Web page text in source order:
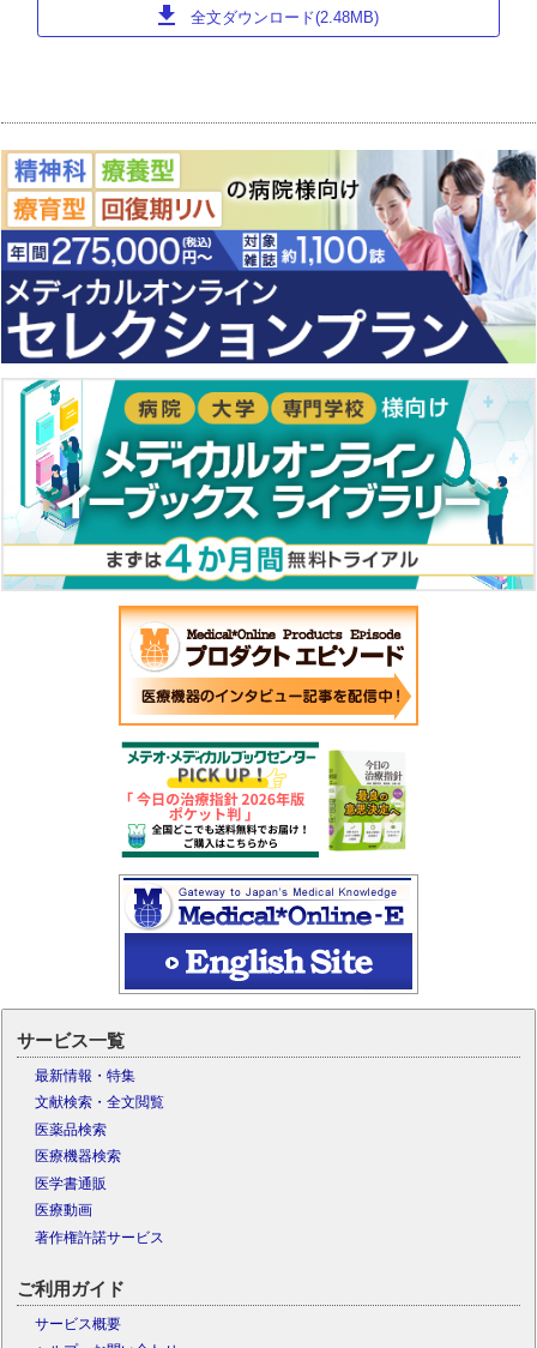
download 全文ダウンロード(2.48MB)
サービス一覧
最新情報・特集
文献検索・全文閲覧
医薬品検索
医療機器検索
医学書通販
医療動画
著作権許諾サービス
ご利用ガイド
サービス概要